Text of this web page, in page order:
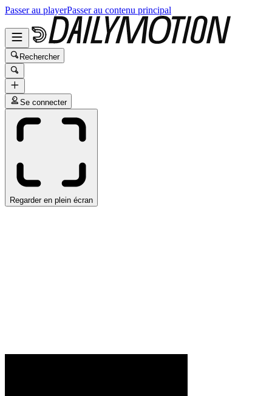
Passer au playerPasser au contenu principal
Rechercher
Se connecter
Regarder en plein écran